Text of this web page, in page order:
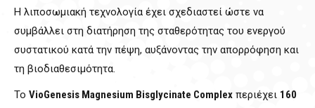
Η λιποσωμιακή τεχνολογία έχει σχεδιαστεί ώστε να
συμβάλλει στη διατήρηση της σταθερότητας του ενεργού
συστατικού κατά την πέψη, αυξάνοντας την απορρόφηση και
τη βιοδιαθεσιμότητα.
Το VioGenesis Magnesium Bisglycinate Complex περιέχει 160